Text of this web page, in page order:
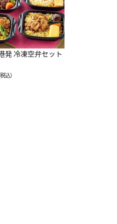
発 冷凍空弁セット
税込）